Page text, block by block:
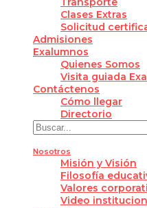
Clases Extras
Solicitud
Admisiones
Exalumnos
Quienes Somos
Visita guiada
Contáctenos
Cómo llegar
Directorio
Nosotros
Misión y Visión
Filosofía
Valores
Video